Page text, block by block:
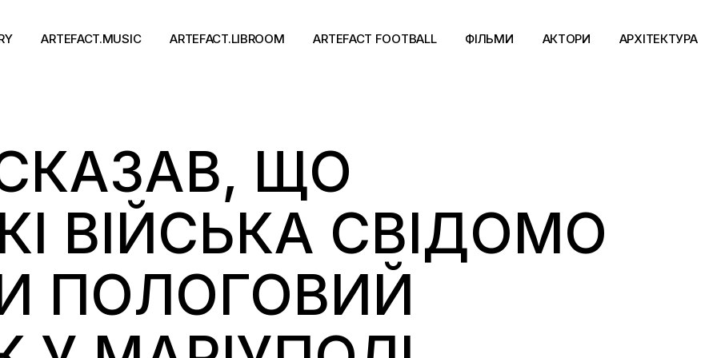
ARTEFACT.MUSIC
Концерти
ARTEFACT.LIBROOM
Події
ARTEFACT FOOTBALL ФІЛЬМИ АКТОРИ АРХІТЕКТУРА
ЩО
ВІЙСЬКА СВІДОМО
ПОЛОГОВИЙ